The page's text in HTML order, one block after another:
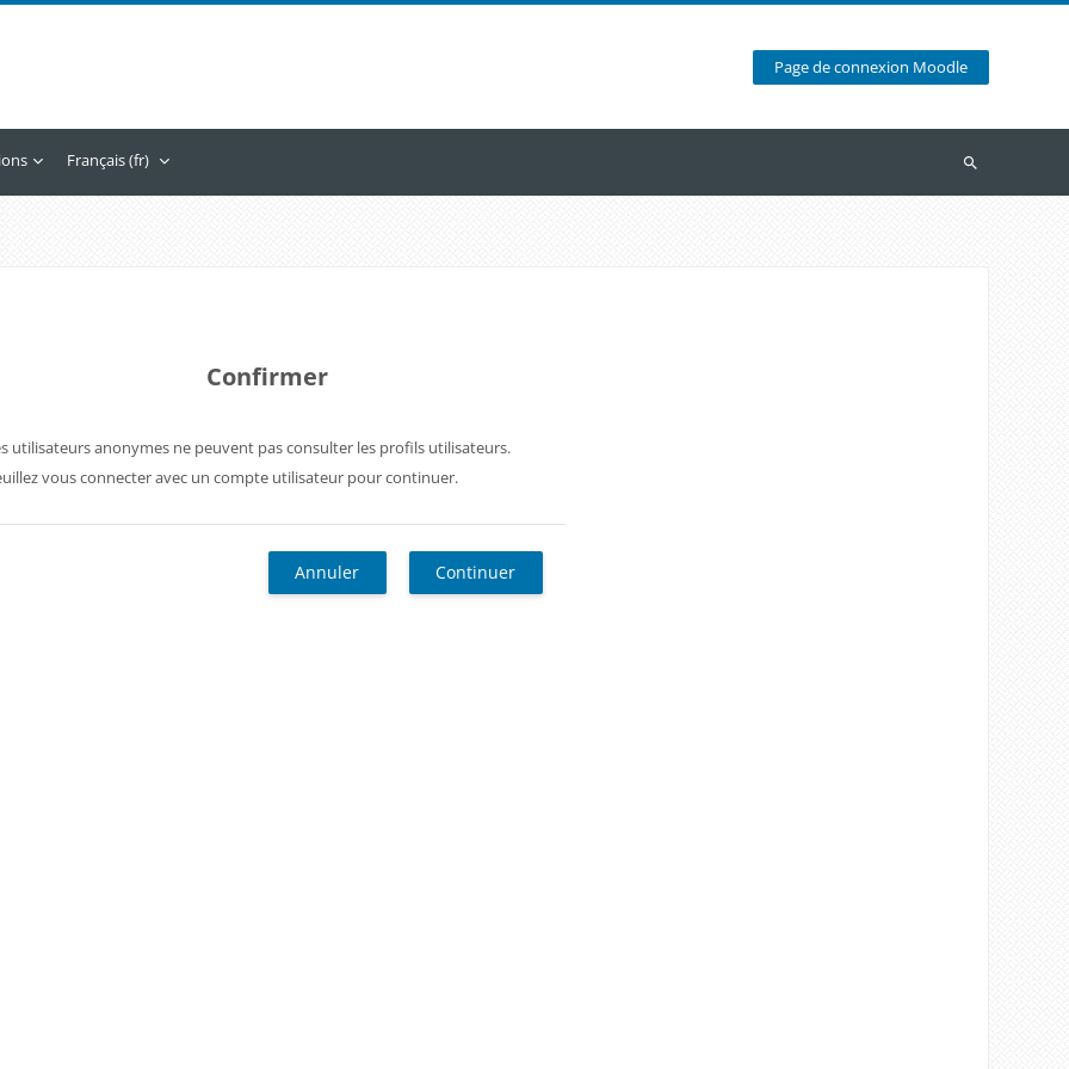
Page de connexion Moodle
Français ‎(fr)‎
Recherche
Confirmer
utilisateurs anonymes ne peuvent pas consulter les profils utilisateurs.
vous connecter avec un compte utilisateur pour continuer.
Annuler Continuer